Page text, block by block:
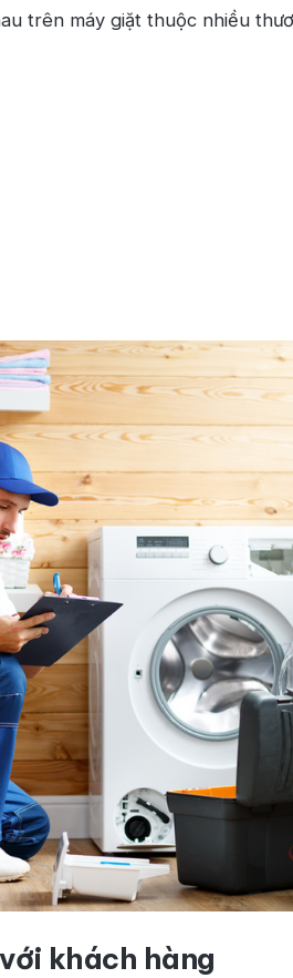
trên máy giặt thuộc nhiều
khách hàng